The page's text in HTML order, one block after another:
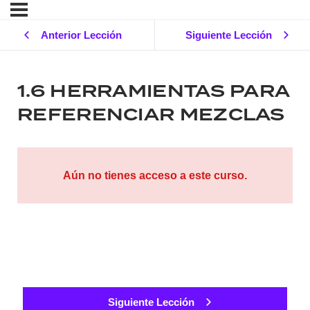
Anterior Lección Siguiente Lección
1.6 HERRAMIENTAS PARA
REFERENCIAR MEZCLAS
Aún no tienes acceso a este curso.
Siguiente Lección